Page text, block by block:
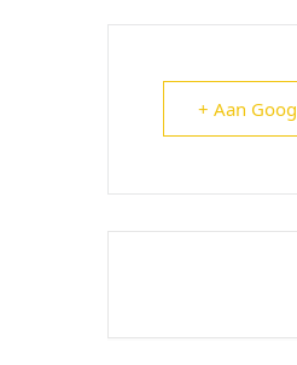
+ Aan